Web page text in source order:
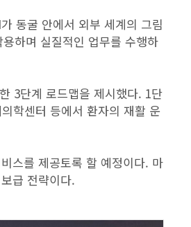
동굴 안에서 외부 세계의 그림
하며 실질적인 업무를 수행하
3단계 로드맵을 제시했다. 1단
학센터 등에서 환자의 재활 운
스를 제공토록 할 예정이다. 마
급 전략이다.